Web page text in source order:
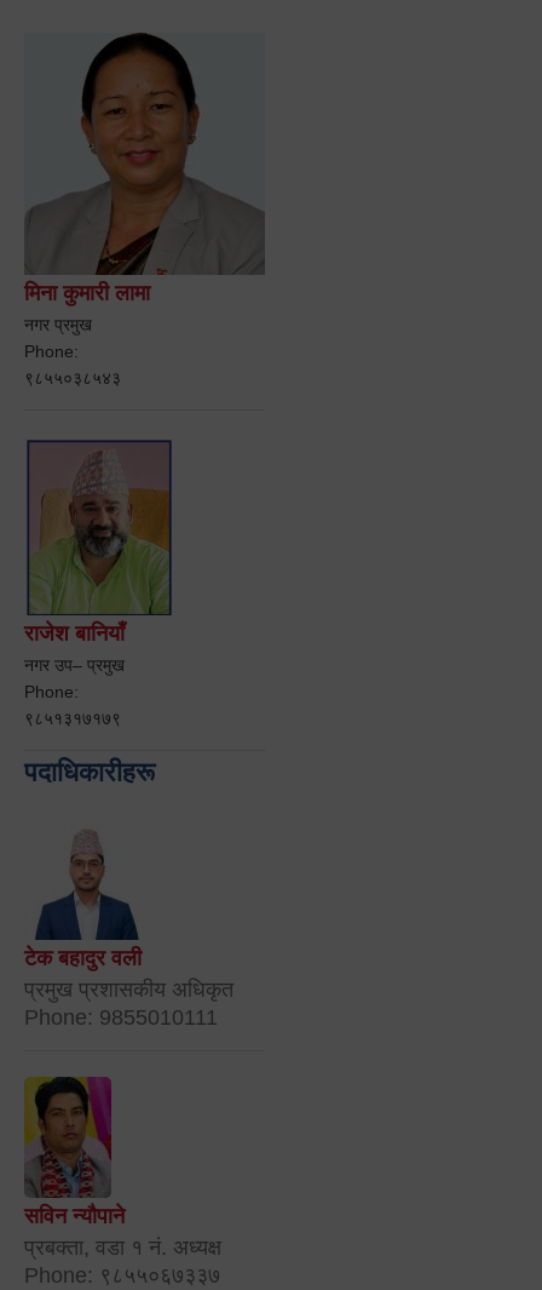
मिना कुमारी लामा
नगर प्रमुख
Phone:
९८५५०३८५४३
राजेश बानियाँ
नगर उप– प्रमुख
Phone:
९८५१३१७१७९
पदाधिकारीहरू
टेक बहादुर वली
प्रमुख प्रशासकीय अधिकृत
Phone: 9855010111
सविन न्यौपाने
प्रबक्ता, वडा १ नं. अध्यक्ष
Phone: ९८५५०६७३३७